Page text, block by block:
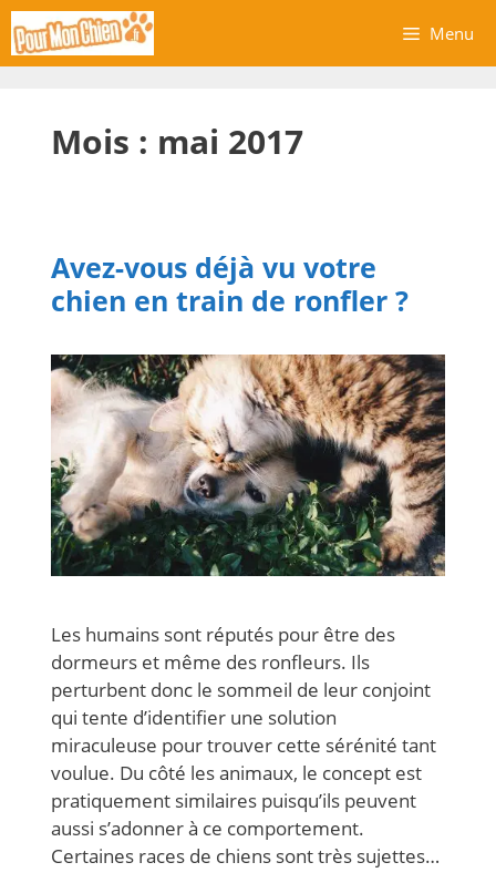
Aller
au
contenu
Menu
Mois : mai 2017
Avez-vous déjà vu votre
chien en train de ronfler ?
Les humains sont réputés pour être des
dormeurs et même des ronfleurs. Ils
perturbent donc le sommeil de leur conjoint
qui tente d’identifier une solution
miraculeuse pour trouver cette sérénité tant
voulue. Du côté les animaux, le concept est
pratiquement similaires puisqu’ils peuvent
aussi s’adonner à ce comportement.
Certaines races de chiens sont très sujettes…